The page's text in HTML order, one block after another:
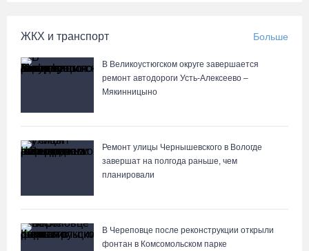
ЖКХ и транспорт Больше
В Великоустюгском округе завершается
ремонт автодороги Усть-Алексеево –
Мякинницыно
Ремонт улицы Чернышевского в Вологде
завершат на полгода раньше, чем
планировали
В Череповце после реконструкции открыли
фонтан в Комсомольском парке